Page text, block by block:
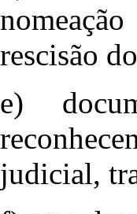
rescisão
e)
judicial,